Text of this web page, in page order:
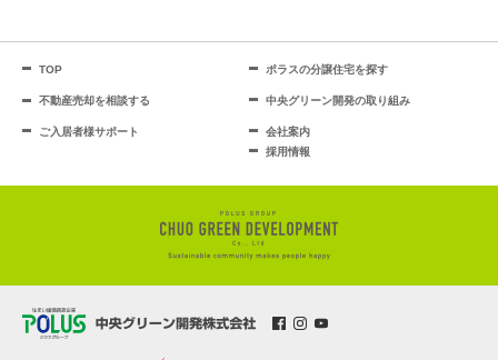
TOP ポラスの分譲住宅を探す
不動産売却を相談する 中央グリーン開発の取り組み
ご入居者様サポート
会社案内
採用情報